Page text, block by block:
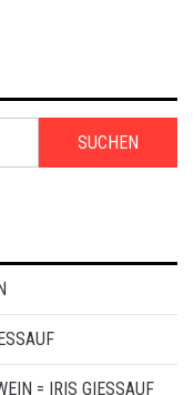
SUCHEN
= IRIS GIESSAUF